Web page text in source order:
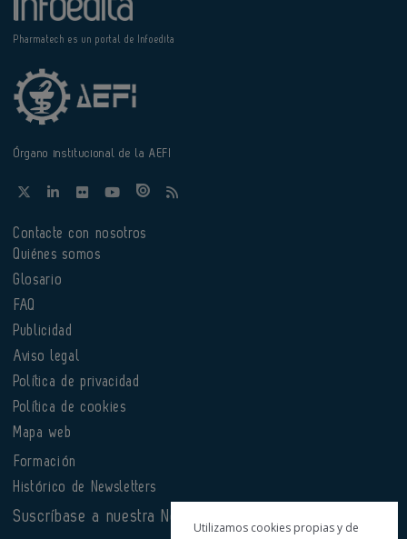
Pharmatech es un portal de Infoedita
Órgano institucional de la AEFI
Contacte con nosotros
Quiénes somos
Glosario
FAQ
Publicidad
Aviso legal
Política de privacidad
Política de cookies
Mapa web
Formación
Histórico de Newsletters
Suscríbase a nuestra Newsletter
Utilizamos cookies propias y de